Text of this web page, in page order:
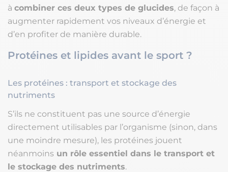
à combiner ces deux types de glucides, de façon à
augmenter rapidement vos niveaux d’énergie et
d’en profiter de manière durable.
Protéines et lipides avant le sport ?
Les protéines : transport et stockage des
nutriments
S’ils ne constituent pas une source d’énergie
directement utilisables par l’organisme (sinon, dans
une moindre mesure), les protéines jouent
néanmoins un rôle essentiel dans le transport et
le stockage des nutriments.